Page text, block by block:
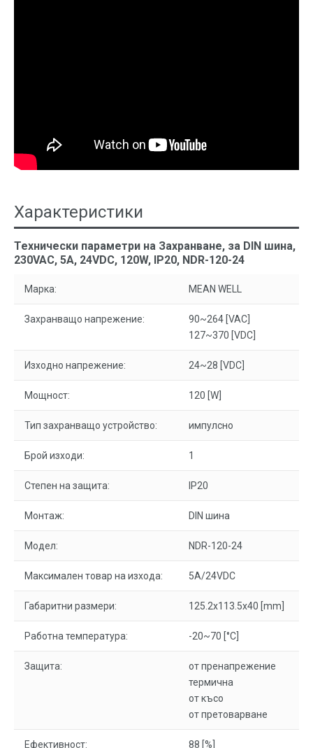
Характеристики
Технически параметри на Захранване, за DIN шина,
230VAC, 5A, 24VDC, 120W, IP20, NDR-120-24
Марка: MEAN WELL
Захранващо напрежение:
90~264 [VAC]
127~370 [VDC]
Изходно напрежение: 24~28 [VDC]
Мощност: 120 [W]
Тип захранващо устройство: импулсно
Брой изходи: 1
Степен на защита: IP20
Монтаж: DIN шина
Модел: NDR-120-24
Максимален товар на изхода: 5A/24VDC
Габаритни размери: 125.2x113.5x40 [mm]
Работна температура: -20~70 [°C]
Защита:
от пренапрежение
термична
от късо
от претоварване
Ефективност: 88 [%]